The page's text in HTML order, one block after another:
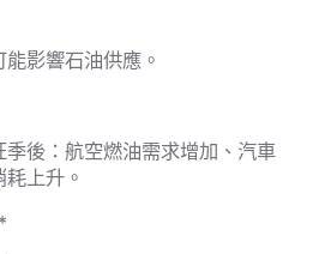
影響石油供應。
後：航空燃油需求增加、汽車
上升。